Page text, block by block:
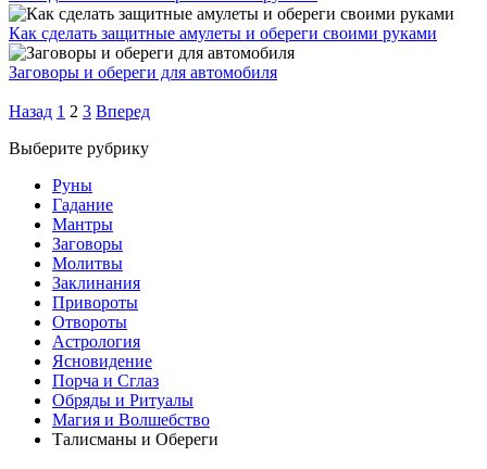
Как сделать защитные амулеты и обереги своими руками
Заговоры и обереги для автомобиля
Назад 1 2 3 Вперед
Выберите рубрику
Руны
Гадание
Мантры
Заговоры
Молитвы
Заклинания
Привороты
Отвороты
Астрология
Ясновидение
Порча и Сглаз
Обряды и Ритуалы
Магия и Волшебство
Талисманы и Обереги